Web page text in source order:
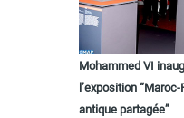
Mohammed VI
l’exposition
antique partagée”